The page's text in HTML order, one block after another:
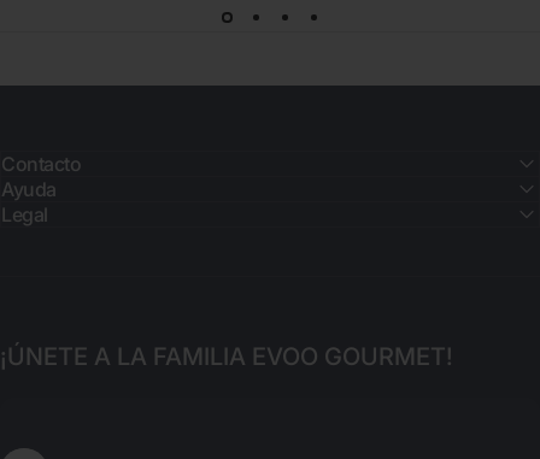
Contacto
Ayuda
Legal
¡ÚNETE A LA FAMILIA EVOO GOURMET!